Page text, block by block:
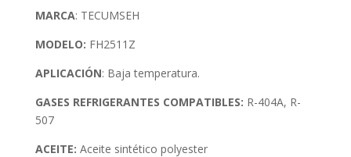
MARCA: TECUMSEH
MODELO: FH2511Z
APLICACIÓN: Baja temperatura.
GASES REFRIGERANTES COMPATIBLES: R-404A, R-
507
ACEITE: Aceite sintético polyester